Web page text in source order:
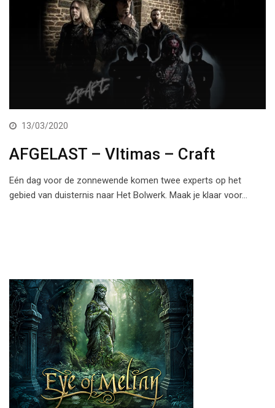
13/03/2020
AFGELAST – Vltimas – Craft
Eén dag voor de zonnewende komen twee experts op het
gebied van duisternis naar Het Bolwerk. Maak je klaar voor…